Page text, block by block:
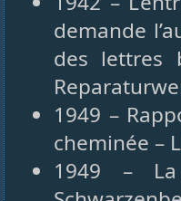
demande
des lettres
1949 –
cheminée –
1949 –